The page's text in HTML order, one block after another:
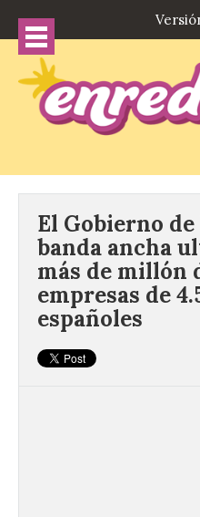
El Gobierno
banda ancha
más de millón
empresas de
españoles